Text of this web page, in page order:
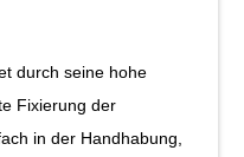
durch seine hohe
Fixierung der
in der Handhabung,